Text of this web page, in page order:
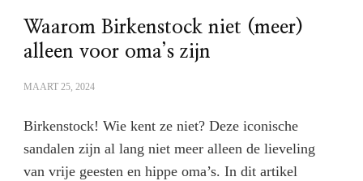
Waarom Birkenstock niet (meer)
alleen voor oma’s zijn
MAART 25, 2024
Birkenstock! Wie kent ze niet? Deze iconische
sandalen zijn al lang niet meer alleen de lieveling
van vrije geesten en hippe oma’s. In dit artikel